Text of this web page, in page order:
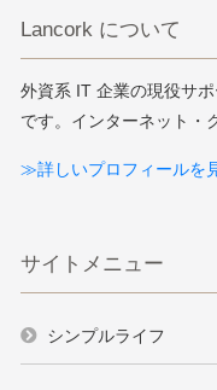
Lancork について
外資系 IT 企業の現役サ
です。インターネット・
≫詳しいプロフィールを
サイトメニュー
シンプルライフ